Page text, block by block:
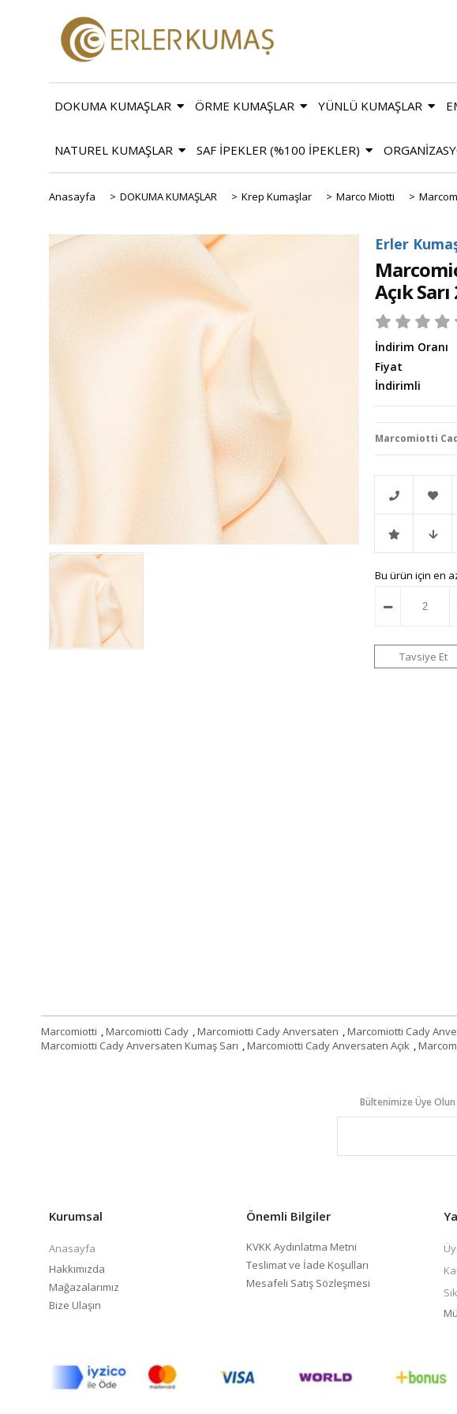
DOKUMA KUMAŞLAR ÖRME KUMAŞLAR YÜNLÜ KUMAŞLAR
NATUREL KUMAŞLAR SAF İPEKLER (%100 İPEKLER)
Anasayfa > DOKUMA KUMAŞLAR > Krep Kumaşlar > Marco Miotti >
Erler
Açık Sarı
İndirim Oranı
Fiyat
İndirimli
Marcomiotti
Telefonla
Sipariş
Favorilere
Ekle
İndirimli Fiyat
Düşünce
Haber
Bu ürün için en
Tavsiye Et
Marcomiotti ,Marcomiotti Cady ,Marcomiotti Cady Anversaten ,Marcomiotti Cady
Marcomiotti Cady Anversaten Kumaş Sarı ,Marcomiotti Cady Anversaten Açık ,
Bültenimize Üye
Kurumsal
Anasayfa
Hakkımızda
Mağazalarımız
Bize Ulaşın
Önemli Bilgiler
KVKK Aydınlatma Metni
Teslimat ve İade Koşulları
Mesafeli Satış Sözleşmesi